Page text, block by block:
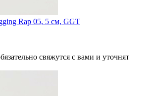
Rap 05, 5 см, GGT
свяжутся с вами и уточнят